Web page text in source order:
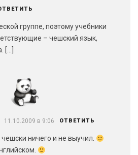
группе, поэтому учебники
– чешский язык,
[…]
11.10.2009 в 9:06 ОТВЕТИТЬ
чешски ничего и не выучил.